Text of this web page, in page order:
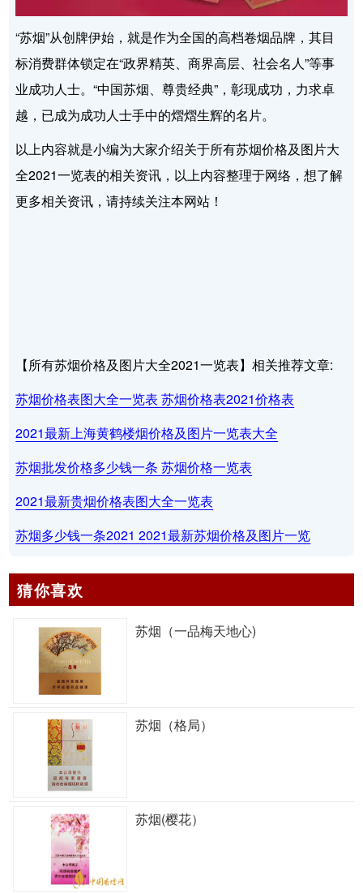
“苏烟”从创牌伊始，就是作为全国的高档卷烟品牌，其目
标消费群体锁定在“政界精英、商界高层、社会名人”等事
业成功人士。“中国苏烟、尊贵经典”，彰现成功，力求卓
越，已成为成功人士手中的熠熠生辉的名片。
以上内容就是小编为大家介绍关于所有苏烟价格及图片大
全2021一览表的相关资讯，以上内容整理于网络，想了解
更多相关资讯，请持续关注本网站！
【所有苏烟价格及图片大全2021一览表】相关推荐文章:
苏烟价格表图大全一览表 苏烟价格表2021价格表
2021最新上海黄鹤楼烟价格及图片一览表大全
苏烟批发价格多少钱一条 苏烟价格一览表
2021最新贵烟价格表图大全一览表
苏烟多少钱一条2021 2021最新苏烟价格及图片一览
猜你喜欢
苏烟（一品梅天地心)
苏烟（格局）
苏烟(樱花）